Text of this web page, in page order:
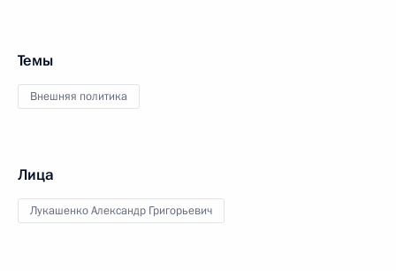
Темы
Внешняя политика
Лица
Лукашенко Александр Григорьевич